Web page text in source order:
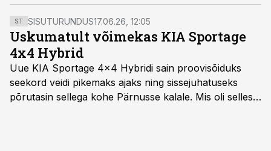
ST SISUTURUNDUS17.06.26, 12:05
Uskumatult võimekas KIA Sportage
4x4 Hybrid
Uue KIA Sportage 4x4 Hybridi sain proovisõiduks
seekord veidi pikemaks ajaks ning sissejuhatuseks
põrutasin sellega kohe Pärnusse kalale. Mis oli selles